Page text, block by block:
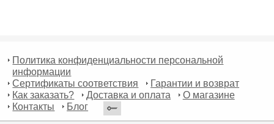
Политика конфиденциальности персональной
информации
Сертификаты соответствия
Гарантии и возврат
Как заказать?
Доставка и оплата
О магазине
Контакты
Блог